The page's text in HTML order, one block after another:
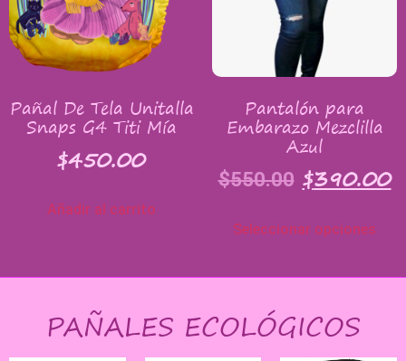
Pañal De Tela Unitalla
Snaps G4 Titi Mía
$450.00
Añadir al carrito
Pantalón para
Embarazo Mezclilla
Azul
$550.00 $390.00
Seleccionar opciones
PAÑALES ECOLÓGICOS